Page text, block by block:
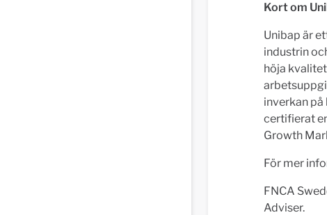
Kort om
Unibap är
industrin
höja
inverkan
certifierat
Growth
För mer
FNCA
Adviser.